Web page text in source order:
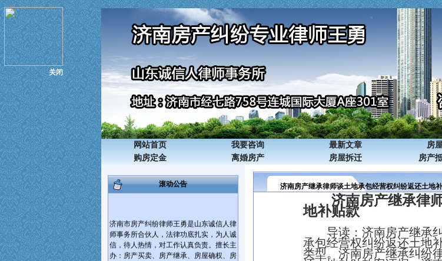
网站首页 我要咨询 最新文章 房
购房定金
离婚房产 房屋拆迁 房产
关闭
滚动公告
济南市房产纠纷律师王勇是山东诚信人律
师事务所合伙人，法律功底扎实，为人诚
信，待人热情，对工作认真负责。擅长主
办：房产买卖、房产继承、房屋确权、房
济南房产继承律师谈土地承包经营权纠纷返还土地
济南房产继承律
地补贴款
导读： 济南房产继承
承包经营权纠纷返还土地
类型。 济南房产继承纠纷